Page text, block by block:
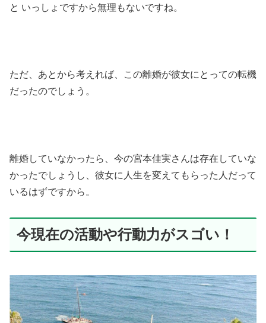
と いっしょですから無理もないですね。
ただ、あとから考えれば、この離婚が彼女にとっての転機
だったのでしょう。
離婚していなかったら、今の宮本佳実さんは存在していな
かったでしょうし、彼女に人生を変えてもらった人だって
いるはずですから。
今現在の活動や行動力がスゴい！